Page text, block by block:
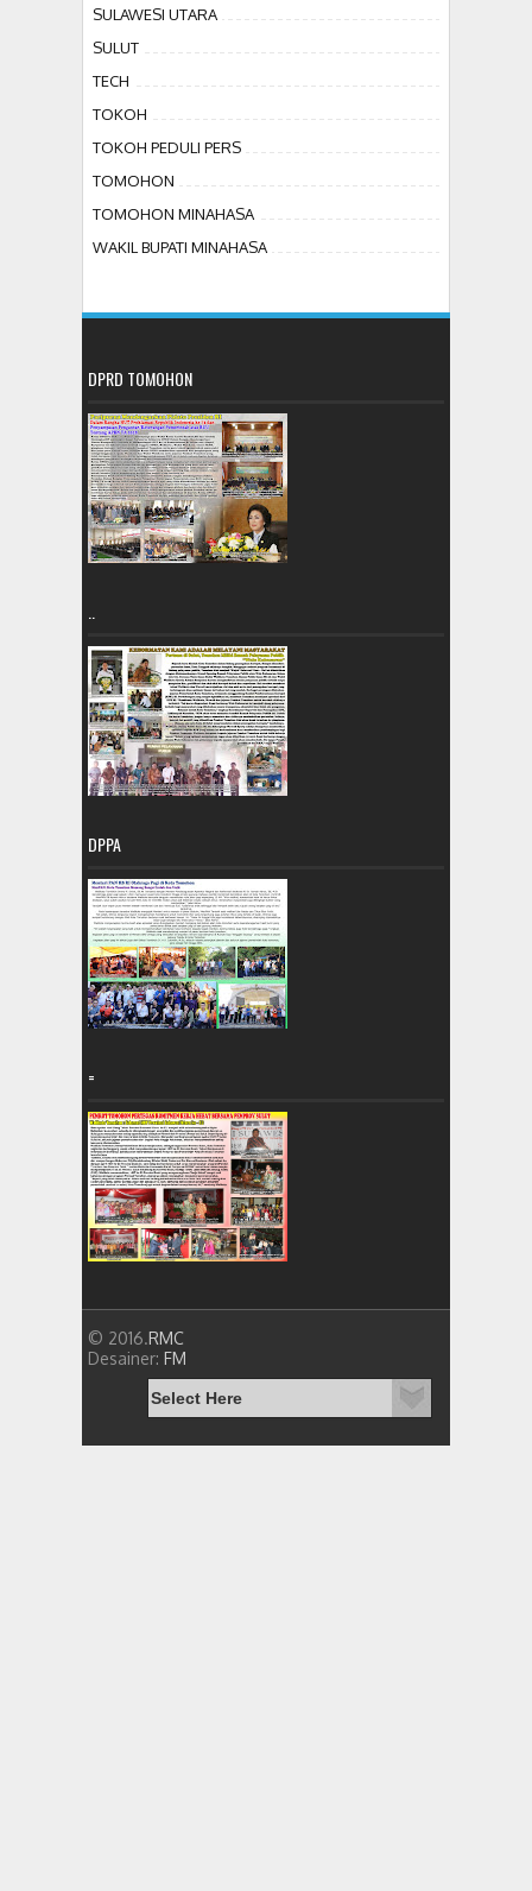
SULAWESI UTARA
SULUT
TECH
TOKOH
TOKOH PEDULI PERS
TOMOHON
TOMOHON MINAHASA
WAKIL BUPATI MINAHASA
DPRD TOMOHON
..
DPPA
=
© 2016.RMC
Desainer: FM